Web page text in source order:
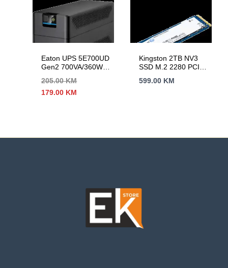
Eaton UPS 5E700UD
Gen2 700VA/360W,
Interactive, 2 x
SCHUKO Outputs; 1
min; 2yr warranty
205.00KM
Izvorna
179.00 KM
Kingston 2TB NV3
SSD M.2 2280 PCIe
6,000/ Write:
599.00 KM